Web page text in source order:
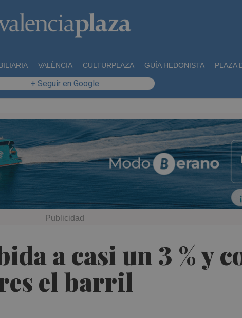
VALÈNCIA CULTURPLAZA GUÍA HEDONISTA PLAZA
+ Seguir en Google
a casi un 3 % y
el barril